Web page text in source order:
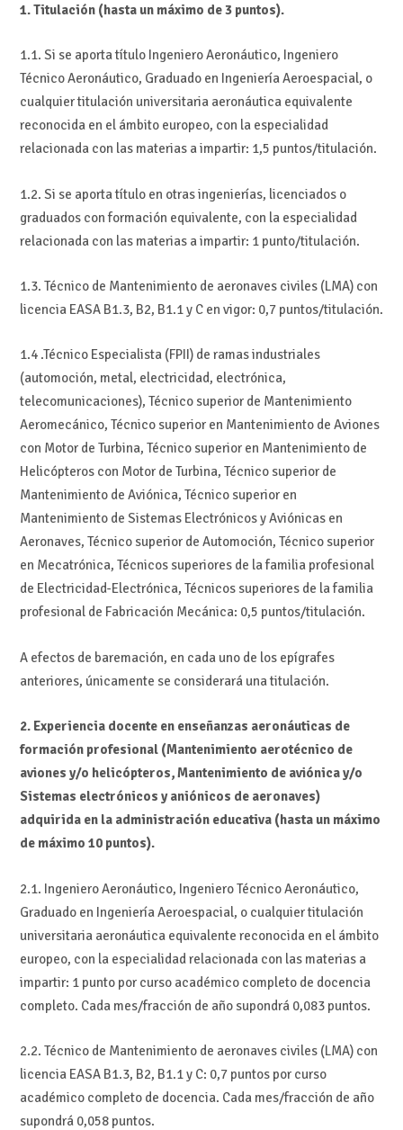
1. Titulación (hasta un máximo de 3 puntos).
1.1. Si se aporta título Ingeniero Aeronáutico, Ingeniero
Técnico Aeronáutico, Graduado en Ingeniería Aeroespacial, o
cualquier titulación universitaria aeronáutica equivalente
reconocida en el ámbito europeo, con la especialidad
relacionada con las materias a impartir: 1,5 puntos/titulación.
1.2. Si se aporta título en otras ingenierías, licenciados o
graduados con formación equivalente, con la especialidad
relacionada con las materias a impartir: 1 punto/titulación.
1.3. Técnico de Mantenimiento de aeronaves civiles (LMA) con
licencia EASA B1.3, B2, B1.1 y C en vigor: 0,7 puntos/titulación.
1.4 .Técnico Especialista (FPII) de ramas industriales
(automoción, metal, electricidad, electrónica,
telecomunicaciones), Técnico superior de Mantenimiento
Aeromecánico, Técnico superior en Mantenimiento de Aviones
con Motor de Turbina, Técnico superior en Mantenimiento de
Helicópteros con Motor de Turbina, Técnico superior de
Mantenimiento de Aviónica, Técnico superior en
Mantenimiento de Sistemas Electrónicos y Aviónicas en
Aeronaves, Técnico superior de Automoción, Técnico superior
en Mecatrónica, Técnicos superiores de la familia profesional
de Electricidad-Electrónica, Técnicos superiores de la familia
profesional de Fabricación Mecánica: 0,5 puntos/titulación.
A efectos de baremación, en cada uno de los epígrafes
anteriores, únicamente se considerará una titulación.
2. Experiencia docente en enseñanzas aeronáuticas de
formación profesional (Mantenimiento aerotécnico de
aviones y/o helicópteros, Mantenimiento de aviónica y/o
Sistemas electrónicos y aniónicos de aeronaves)
adquirida en la administración educativa (hasta un máximo
de máximo 10 puntos).
2.1. Ingeniero Aeronáutico, Ingeniero Técnico Aeronáutico,
Graduado en Ingeniería Aeroespacial, o cualquier titulación
universitaria aeronáutica equivalente reconocida en el ámbito
europeo, con la especialidad relacionada con las materias a
impartir: 1 punto por curso académico completo de docencia
completo. Cada mes/fracción de año supondrá 0,083 puntos.
2.2. Técnico de Mantenimiento de aeronaves civiles (LMA) con
licencia EASA B1.3, B2, B1.1 y C: 0,7 puntos por curso
académico completo de docencia. Cada mes/fracción de año
supondrá 0,058 puntos.